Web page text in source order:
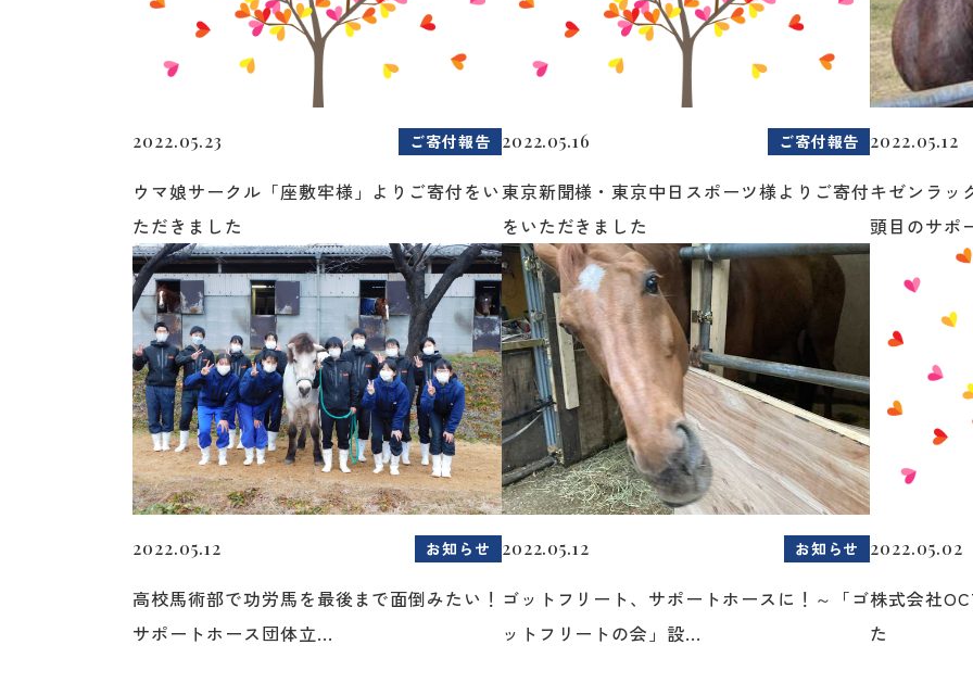
2022.05.23 ご寄付報告
ウマ娘サークル「座敷牢様」よりご寄付をい
ただきました
2022.05.16 ご寄付報告
東京新聞様・東京中日スポーツ様よりご寄付
をいただきました
2022.05.12
キゼンラッ
頭目のサポ
2022.05.12 お知らせ
高校馬術部で功労馬を最後まで面倒みたい！
サポートホース団体立...
2022.05.12 お知らせ
ゴットフリート、サポートホースに！～「ゴ
ットフリートの会」設...
2022.05.02
株式会社
た